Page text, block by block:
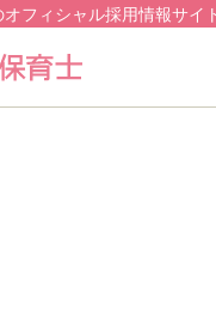
フィシャル採用情報サイ